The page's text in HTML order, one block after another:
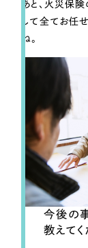
あと、火災保
して全てお任
ね。
今後の
教えてく